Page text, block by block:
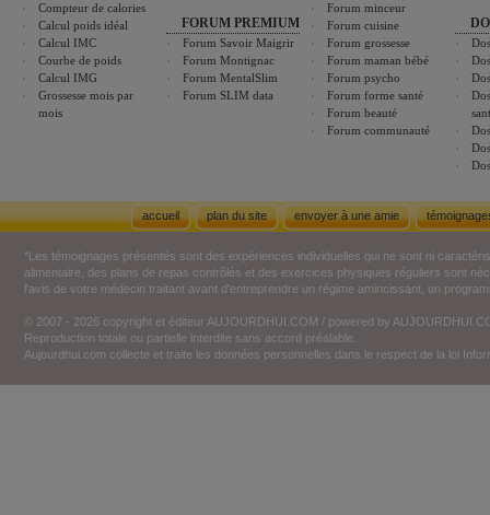
Compteur de calories
Calcul poids idéal
Calcul IMC
Courbe de poids
Calcul IMG
Grossesse mois par
mois
FORUM PREMIUM
Forum Savoir Maigrir
Forum Montignac
Forum MentalSlim
Forum SLIM data
Forum minceur
Forum cuisine
Forum grossesse
Forum maman bébé
Forum psycho
Forum forme santé
Forum beauté
Forum communauté
accueil plan du site envoyer à une amie
*Les témoignages présentés sont des expériences individuelles qui ne sont ni
alimentaire, des plans de repas contrôlés et des exercices physiques réguliers sont
l'avis de votre médecin traitant avant d'entreprendre un régime amincissant, un
© 2007 - 2026 copyright et éditeur AUJOURDHUI.COM / powered by
Reproduction totale ou partielle interdite sans accord préalable.
Aujourdhui.com collecte et traite les données personnelles dans le respect de la loi